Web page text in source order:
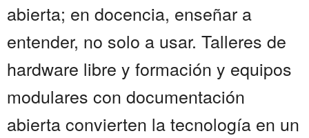
abierta; en docencia, enseñar a
entender, no solo a usar. Talleres de
hardware libre y formación y equipos
modulares con documentación
abierta convierten la tecnología en un